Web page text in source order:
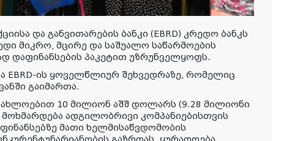
და განვითარების ბანკი (EBRD) კრედო ბანკს
მიკრო, მცირე და საშუალო საწარმოების
დაფინანსების პაკეტით უზრუნველყოფს.
EBRD-ის ყოველწლიურ შეხვედრაზე, რომელიც
გაიმართა.
10 მილიონ აშშ დოლარს (9.28 მილიონი
მოხმარდება ადგილობრივი კომპანიებისთვის
მათი ხელმისაწვდომობის